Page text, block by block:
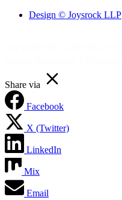
Design © Joysrock LLP
Share via
Facebook
X (Twitter)
LinkedIn
Mix
Email